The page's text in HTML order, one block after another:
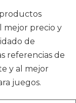
mejor precio y
de
referencias de
y al mejor
juegos.